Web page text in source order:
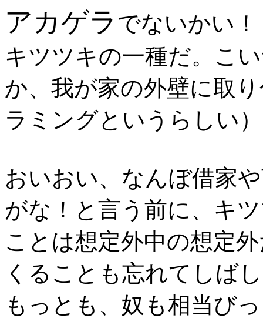
アカゲラ でないかい！
キツツキの一種だ。こ
か、我が家の外壁に取
ラミングというらしい
おいおい、なんぼ借家
がな！と言う前に、キ
ことは想定外中の想定
くることも忘れてしば
もっとも、奴も相当び